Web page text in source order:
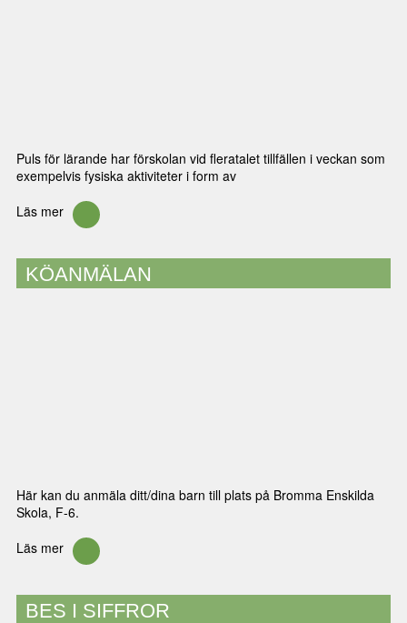
Puls för lärande har förskolan vid fleratalet tillfällen i veckan som
exempelvis fysiska aktiviteter i form av
Läs mer
KÖANMÄLAN
Här kan du anmäla ditt/dina barn till plats på Bromma Enskilda
Skola, F-6.
Läs mer
BES I SIFFROR